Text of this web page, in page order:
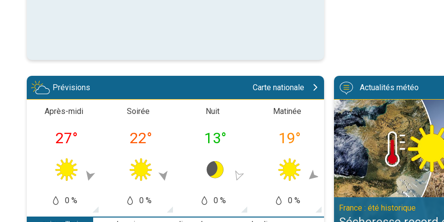
Prévisions Carte nationale
Après-midi
27°
0 %
Soirée
22°
0 %
Nuit
13°
0 %
Matinée
19°
0 %
Après-midi
32°
0 %
Soirée
26
5
Actualités météo
Sécheresse record et nouvelle
France : été historique